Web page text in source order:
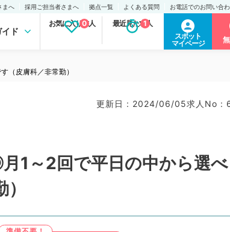
まへ 採用ご担当者さまへ 拠点一覧 よくある質問 お電話でのお問い合
ド
お気に入り求人
0 最近見た求人
1
スポット
マイページ
（皮膚科／非常勤）
更新日 : 2024/06/05求人No :
1～2回で平日の中から選べ